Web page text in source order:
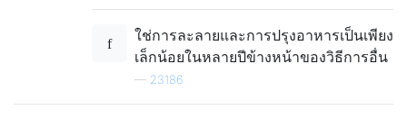
ใช่การละลายและการปรุงอาหารเป็นเพียง
เล็กน้อยในหลายปีข้างหน้าของวิธีการอื่น
— 23186